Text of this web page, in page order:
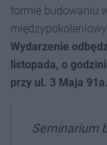
formie budowaniu
Wydarzenie
listopada, o
przy ul. 3 Maja 91a.
Seminarium